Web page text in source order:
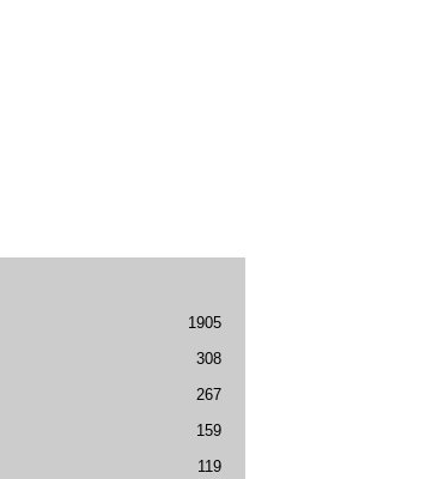
1905
308
267
159
119